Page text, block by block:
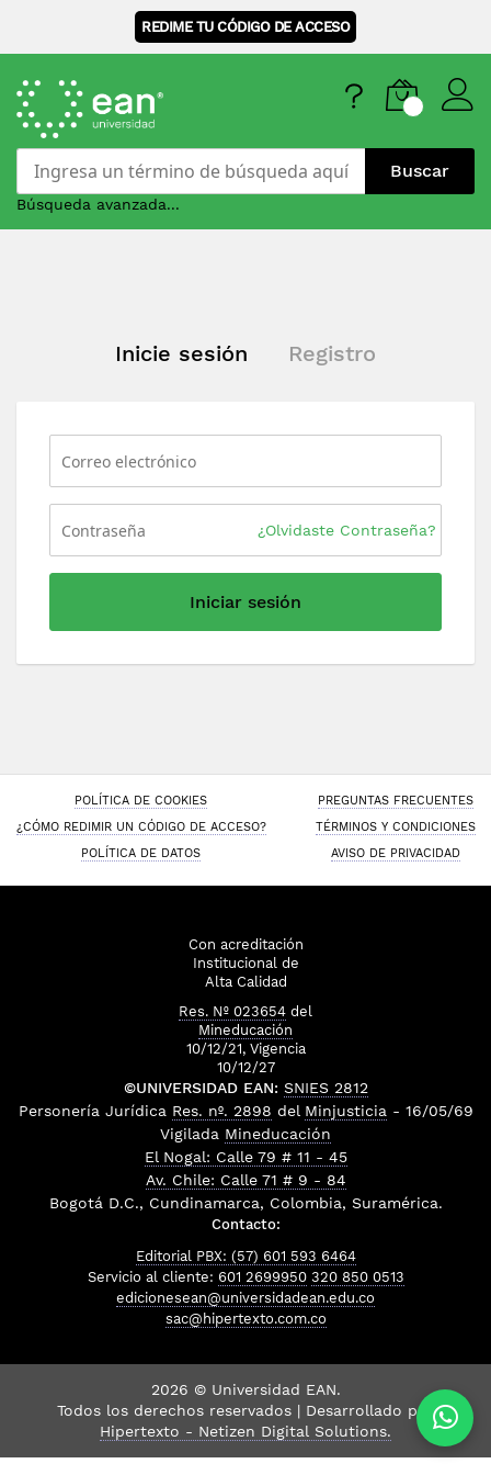
REDIME TU CÓDIGO DE ACCESO
Buscar
Búsqueda avanzada...
Inicie sesión Registro
¿Olvidaste Contraseña?
Iniciar sesión
POLÍTICA DE COOKIES
PREGUNTAS FRECUENTES
¿CÓMO REDIMIR UN CÓDIGO DE ACCESO?
TÉRMINOS Y CONDICIONES
POLÍTICA DE DATOS
AVISO DE PRIVACIDAD
Con acreditación
Institucional de
Alta Calidad
Res. Nº 023654 del
Mineducación
10/12/21, Vigencia
10/12/27
©UNIVERSIDAD EAN: SNIES 2812
Personería Jurídica Res. nº. 2898 del Minjusticia - 16/05/69
Vigilada Mineducación
El Nogal: Calle 79 # 11 - 45
Av. Chile: Calle 71 # 9 - 84
Bogotá D.C., Cundinamarca, Colombia, Suramérica.
Contacto:
Editorial PBX: (57) 601 593 6464
Servicio al cliente: 601 2699950 320 850 0513
edicionesean@universidadean.edu.co
sac@hipertexto.com.co
2026 © Universidad EAN.
Todos los derechos reservados | Desarrollado por
Hipertexto - Netizen Digital Solutions.